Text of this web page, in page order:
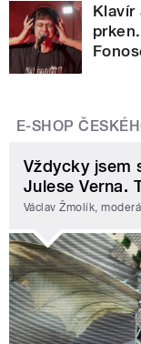
Klavír
E-SHOP
Vždycky jsem
Julese Verna.
Václav Žmolík,